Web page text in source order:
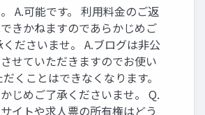
A.可能です。 利⽤料⾦のご返
きかねますのであらかじめご
くださいませ。 A.ブログは⾮公
せていただきますのでお使い
だくことはできなくなります。
じめご了承くださいませ。 Q.
イトや求⼈票の所有権はどう